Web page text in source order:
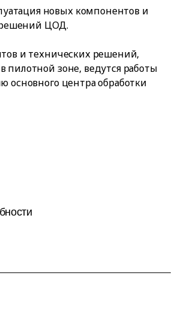
новых компонентов и
ЦОД.
и технических решений,
пилотной зоне, ведутся работы
основного центра обработки